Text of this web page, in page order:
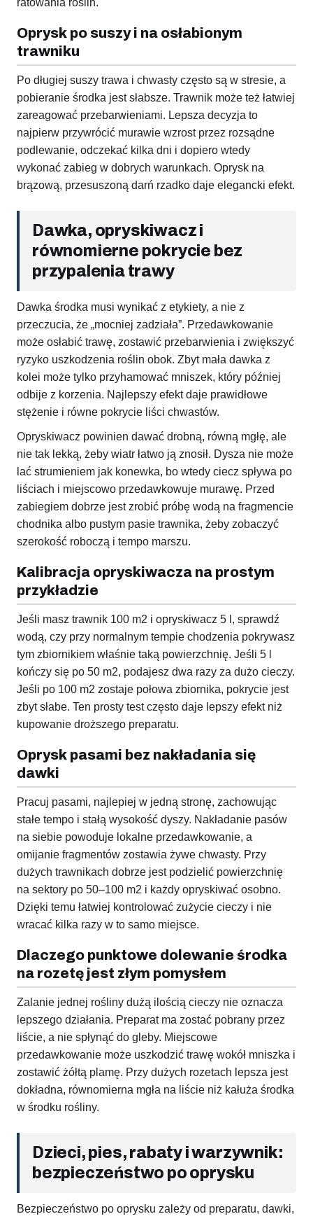
ratowania roślin.
Oprysk po suszy i na osłabionym
trawniku
Po długiej suszy trawa i chwasty często są w stresie, a
pobieranie środka jest słabsze. Trawnik może też łatwiej
zareagować przebarwieniami. Lepsza decyzja to
najpierw przywrócić murawie wzrost przez rozsądne
podlewanie, odczekać kilka dni i dopiero wtedy
wykonać zabieg w dobrych warunkach. Oprysk na
brązową, przesuszoną darń rzadko daje elegancki efekt.
Dawka, opryskiwacz i
równomierne pokrycie bez
przypalenia trawy
Dawka środka musi wynikać z etykiety, a nie z
przeczucia, że „mocniej zadziała”. Przedawkowanie
może osłabić trawę, zostawić przebarwienia i zwiększyć
ryzyko uszkodzenia roślin obok. Zbyt mała dawka z
kolei może tylko przyhamować mniszek, który później
odbije z korzenia. Najlepszy efekt daje prawidłowe
stężenie i równe pokrycie liści chwastów.
Opryskiwacz powinien dawać drobną, równą mgłę, ale
nie tak lekką, żeby wiatr łatwo ją znosił. Dysza nie może
lać strumieniem jak konewka, bo wtedy ciecz spływa po
liściach i miejscowo przedawkowuje murawę. Przed
zabiegiem dobrze jest zrobić próbę wodą na fragmencie
chodnika albo pustym pasie trawnika, żeby zobaczyć
szerokość roboczą i tempo marszu.
Kalibracja opryskiwacza na prostym
przykładzie
Jeśli masz trawnik 100 m2 i opryskiwacz 5 l, sprawdź
wodą, czy przy normalnym tempie chodzenia pokrywasz
tym zbiornikiem właśnie taką powierzchnię. Jeśli 5 l
kończy się po 50 m2, podajesz dwa razy za dużo cieczy.
Jeśli po 100 m2 zostaje połowa zbiornika, pokrycie jest
zbyt słabe. Ten prosty test często daje lepszy efekt niż
kupowanie droższego preparatu.
Oprysk pasami bez nakładania się
dawki
Pracuj pasami, najlepiej w jedną stronę, zachowując
stałe tempo i stałą wysokość dyszy. Nakładanie pasów
na siebie powoduje lokalne przedawkowanie, a
omijanie fragmentów zostawia żywe chwasty. Przy
dużych trawnikach dobrze jest podzielić powierzchnię
na sektory po 50–100 m2 i każdy opryskiwać osobno.
Dzięki temu łatwiej kontrolować zużycie cieczy i nie
wracać kilka razy w to samo miejsce.
Dlaczego punktowe dolewanie środka
na rozetę jest złym pomysłem
Zalanie jednej rośliny dużą ilością cieczy nie oznacza
lepszego działania. Preparat ma zostać pobrany przez
liście, a nie spłynąć do gleby. Miejscowe
przedawkowanie może uszkodzić trawę wokół mniszka i
zostawić żółtą plamę. Przy dużych rozetach lepsza jest
dokładna, równomierna mgła na liście niż kałuża środka
w środku rośliny.
Dzieci, pies, rabaty i warzywnik:
bezpieczeństwo po oprysku
Bezpieczeństwo po oprysku zależy od preparatu, dawki,